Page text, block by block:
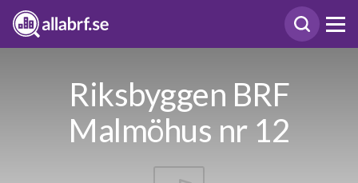
Riksbyggen BRF
Malmöhus nr 12